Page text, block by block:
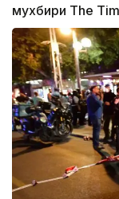
мухбири Тhе